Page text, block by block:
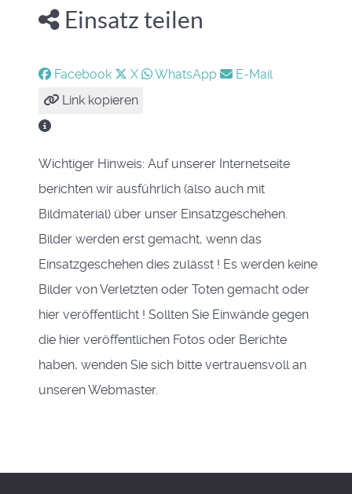
Einsatz teilen
Facebook X WhatsApp
E-Mail
Link kopieren
Wichtiger Hinweis: Auf unserer Internetseite
berichten wir ausführlich (also auch mit
Bildmaterial) über unser Einsatzgeschehen.
Bilder werden erst gemacht, wenn das
Einsatzgeschehen dies zulässt ! Es werden keine
Bilder von Verletzten oder Toten gemacht oder
hier veröffentlicht ! Sollten Sie Einwände gegen
die hier veröffentlichen Fotos oder Berichte
haben, wenden Sie sich bitte vertrauensvoll an
unseren Webmaster.